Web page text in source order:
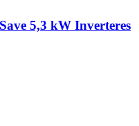
5,3 kW Inverteres